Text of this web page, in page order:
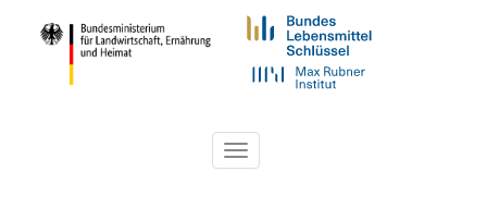
Toggle
navigation